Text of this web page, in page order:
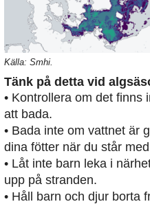
Källa: Smhi.
Tänk på detta vid
• Kontrollera om det finns
att bada.
• Bada inte om vattnet är
dina fötter när du står
• Låt inte barn leka i
upp på stranden.
• Håll barn och djur borta